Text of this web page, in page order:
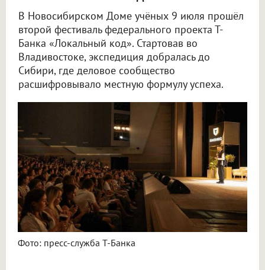
В Новосибирском Доме учёных 9 июля прошёл
второй фестиваль федерального проекта Т-
Банка «Локальный код». Стартовав во
Владивостоке, экспедиция добралась до
Сибири, где деловое сообщество
расшифровывало местную формулу успеха.
Фото: пресс-служба Т-Банка